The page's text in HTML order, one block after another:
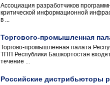
Ассоциация разработчиков
критической информационной
в ...
Торгового-промышленная
Торгово-промышленная палата
ТПП Республики Башкортостан
течение ...
Российские дистрибьюторы